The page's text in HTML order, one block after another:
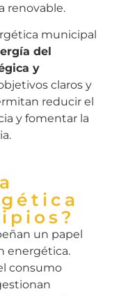
renovable.
municipal
del
y
claros y
reducir el
y fomentar la
un papel
energética.
consumo